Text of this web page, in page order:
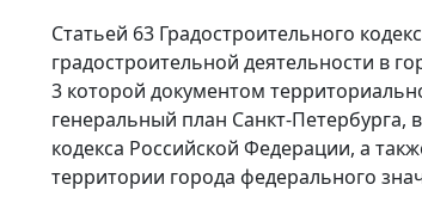
Статьей 63 Градостроительного
градостроительной деятельности в
3 которой документом
генеральный план Санкт-
кодекса Российской Федерации, а
территории города федерального